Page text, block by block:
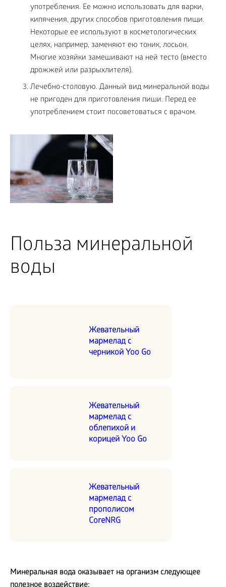
употребления. Ее можно использовать для варки,
кипячения, других способов приготовления пищи.
Некоторые ее используют в косметологических
целях, например, заменяют ею тоник, лосьон.
Многие хозяйки замешивают на ней тесто (вместо
дрожжей или разрыхлителя).
Лечебно-столовую. Данный вид минеральной воды
не пригоден для приготовления пиши. Перед ее
употреблением стоит посоветоваться с врачом.
Польза минеральной
воды
Жевательный
мармелад с
черникой Yoo Go
Жевательный
мармелад с
облепихой и
корицей Yoo Go
Жевательный
мармелад с
прополисом
CoreNRG
Минеральная вода оказывает на организм следующее